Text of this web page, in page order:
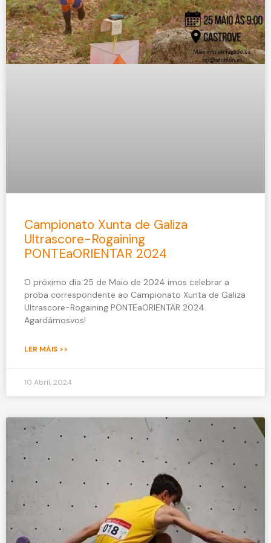
Campionato Xunta de Galiza
Ultrascore-Rogaining
PONTEaORIENTAR 2024
O próximo día 25 de Maio de 2024 imos celebrar a
proba correspondente ao Campionato Xunta de Galiza
Ultrascore-Rogaining PONTEaORIENTAR 2024.
Agardámosvos!
LER MÁIS >>
10 Abril, 2024